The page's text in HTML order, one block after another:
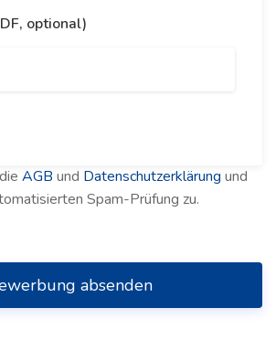
optional)
AGB und Datenschutzerklärung und
Spam-Prüfung zu.
absenden